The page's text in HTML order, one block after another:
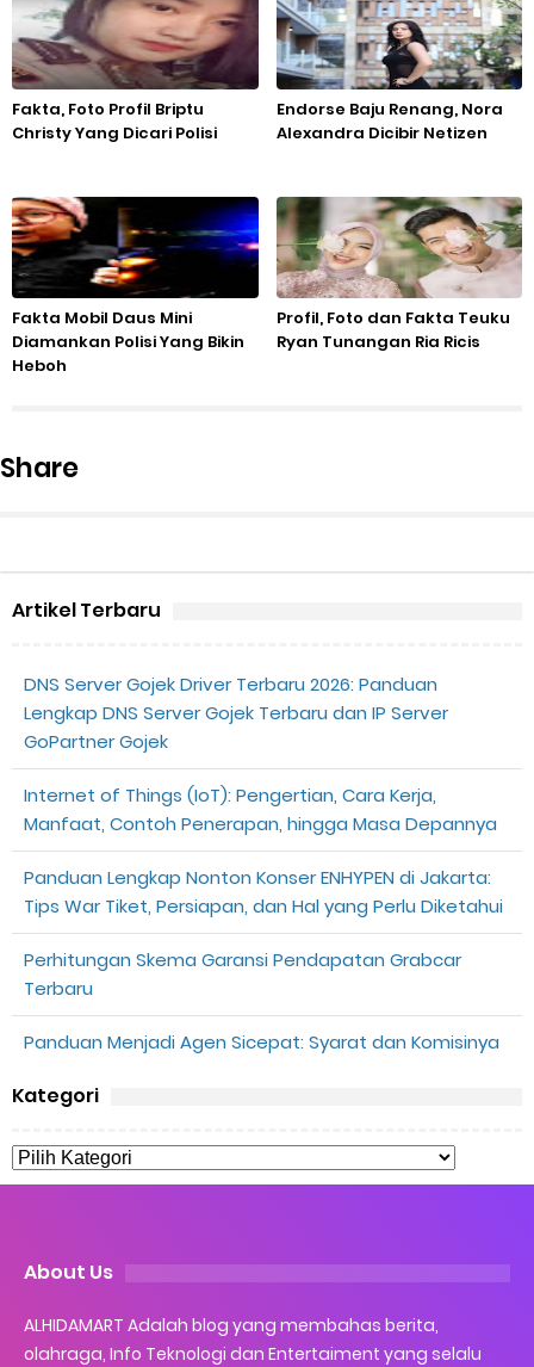
Fakta, Foto Profil Briptu
Christy Yang Dicari Polisi
Endorse Baju Renang, Nora
Alexandra Dicibir Netizen
Fakta Mobil Daus Mini
Diamankan Polisi Yang Bikin
Heboh
Profil, Foto dan Fakta Teuku
Ryan Tunangan Ria Ricis
Share
Artikel Terbaru
DNS Server Gojek Driver Terbaru 2026: Panduan
Lengkap DNS Server Gojek Terbaru dan IP Server
GoPartner Gojek
Internet of Things (IoT): Pengertian, Cara Kerja,
Manfaat, Contoh Penerapan, hingga Masa Depannya
Panduan Lengkap Nonton Konser ENHYPEN di Jakarta:
Tips War Tiket, Persiapan, dan Hal yang Perlu Diketahui
Perhitungan Skema Garansi Pendapatan Grabcar
Terbaru
Panduan Menjadi Agen Sicepat: Syarat dan Komisinya
Kategori
About Us
ALHIDAMART Adalah blog yang membahas berita,
olahraga, Info Teknologi dan Entertaiment yang selalu